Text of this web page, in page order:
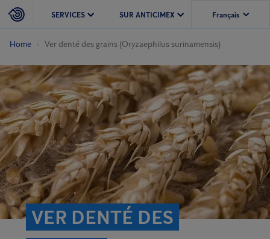
SERVICES SUR ANTICIMEX
Home Ver denté des grains (Oryzaephilus surinamensis)
VER DENTÉ DES